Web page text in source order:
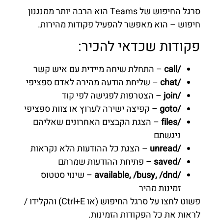
סרגל החיפוש של Teams הוא הרבה יותר ממנגנון
חיפוש – הוא מאפשר להפעיל פקודות מהירות.
פקודות שכדאי להכיר:
/call
– התחלת שיחה מיידית עם איש קשר
/chat
– שליחת הודעה מהירה לאדם ספציפי
/join
– הצטרפות לפגישה לפי קוד
/goto
– קפיצה ישירה לערוץ או צוות ספציפי
/files
– הצגת הקבצים האחרונים שאליהם
ניגשתם
/unread
– הצגת כל ההודעות הלא נקראות
/saved
– פתיחת ההודעות שמרתם
/available, /busy, /dnd
– שינוי סטטוס
זמינות מהיר
פשוט לחצו על סרגל החיפוש (או Ctrl+E) והקלידו /
לראות את כל הפקודות הזמינות.